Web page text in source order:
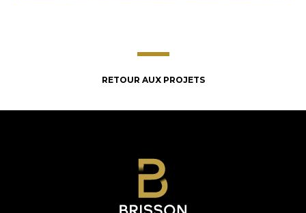
RETOUR AUX PROJETS